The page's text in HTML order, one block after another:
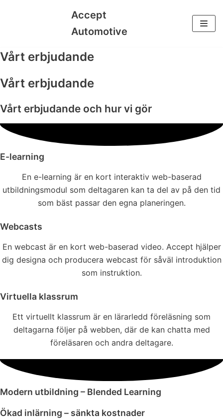
innehåll
Accept
Automotive
Vårt erbjudande
Vårt erbjudande
Vårt erbjudande och hur vi gör
E-learning
En e-learning är en kort interaktiv web-baserad
utbildningsmodul som deltagaren kan ta del av på den tid
som bäst passar den egna planeringen.
Webcasts
En webcast är en kort web-baserad video. Accept hjälper
dig designa och producera webcast för såväl introduktion
som instruktion.
Virtuella klassrum
Ett virtuellt klassrum är en lärarledd föreläsning som
deltagarna följer på webben, där de kan chatta med
föreläsaren och andra deltagare.
Modern utbildning – Blended Learning
Ökad inlärning – sänkta kostnader